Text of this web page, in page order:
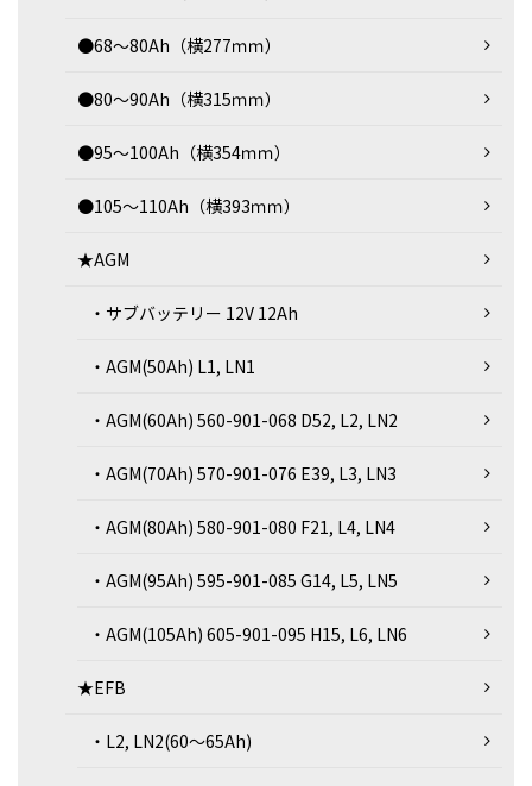
●68～80Ah（横277ｍｍ）
●80～90Ah（横315ｍｍ）
●95～100Ah（横354ｍｍ）
●105～110Ah（横393ｍｍ）
★AGM
・サブバッテリー 12V 12Ah
・AGM(50Ah) L1, LN1
・AGM(60Ah) 560-901-068 D52, L2, LN2
・AGM(70Ah) 570-901-076 E39, L3, LN3
・AGM(80Ah) 580-901-080 F21, L4, LN4
・AGM(95Ah) 595-901-085 G14, L5, LN5
・AGM(105Ah) 605-901-095 H15, L6, LN6
★EFB
・L2, LN2(60～65Ah)